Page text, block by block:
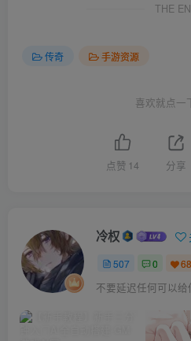
THE
传奇 手游资源
喜欢就点一
点赞 14 分享
冷权
507 0 68
不要延迟任何可以